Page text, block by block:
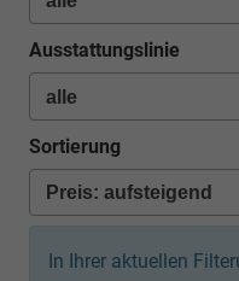
Ausstattungslinie
Sortierung
In Ihrer aktuellen